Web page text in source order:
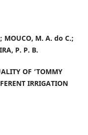
MOUCO, M. A. do C.;
P. P. B.
OF ‘TOMMY
IRRIGATION